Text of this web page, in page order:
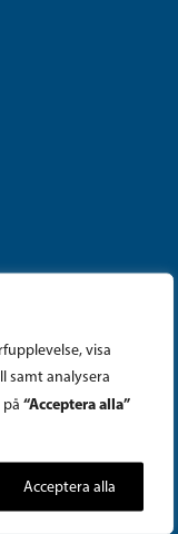
visa
samt analysera
“Acceptera alla”
Acceptera alla